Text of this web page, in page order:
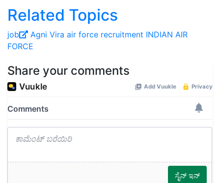
Related Topics
job Agni Vira air force recruitment INDIAN AIR
FORCE
Share your comments